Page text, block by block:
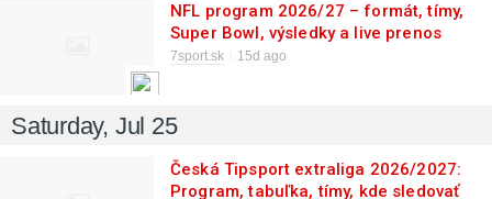
NFL program 2026/27 – formát, tímy,
Super Bowl, výsledky a live prenos
7sport.sk 15d ago
Saturday, Jul 25
Česká Tipsport extraliga 2026/2027:
Program, tabuľka, tímy, kde sledovať